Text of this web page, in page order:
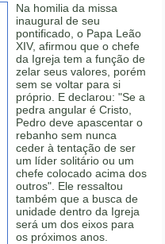
Na homilia da missa
inaugural de seu
pontificado, o Papa Leão
XIV, afirmou que o chefe
da Igreja tem a função de
zelar seus valores, porém
sem se voltar para si
próprio. E declarou: "Se a
pedra angular é Cristo,
Pedro deve apascentar o
rebanho sem nunca
ceder à tentação de ser
um líder solitário ou um
chefe colocado acima dos
outros". Ele ressaltou
também que a busca de
unidade dentro da Igreja
será um dos eixos para
os próximos anos.